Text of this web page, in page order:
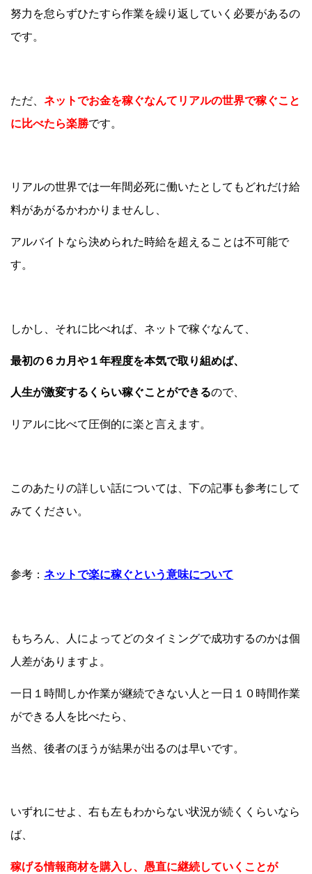
努力を怠らずひたすら作業を繰り返していく必要があるの
です。
ただ、 ネットでお金を稼ぐなんてリアルの世界で稼ぐこと
に比べたら楽勝です。
リアルの世界では一年間必死に働いたとしてもどれだけ給
料があがるかわかりませんし、
アルバイトなら決められた時給を超えることは不可能で
す。
しかし、それに比べれば、ネットで稼ぐなんて、
最初の６カ月や１年程度を本気で取り組めば、
人生が激変するくらい稼ぐことができるので、
リアルに比べて圧倒的に楽と言えます。
このあたりの詳しい話については、下の記事も参考にして
みてください。
参考： ネットで楽に稼ぐという意味について
もちろん、人によってどのタイミングで成功するのかは個
人差がありますよ。
一日１時間しか作業が継続できない人と一日１０時間作業
ができる人を比べたら、
当然、後者のほうが結果が出るのは早いです。
いずれにせよ、右も左もわからない状況が続くくらいなら
ば、
稼げる情報商材を購入し、愚直に継続していくことが